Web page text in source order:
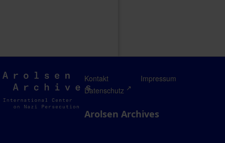
Arolsen
Archives
Kontakt
Impressum
Datenschutz
Arolsen Archives